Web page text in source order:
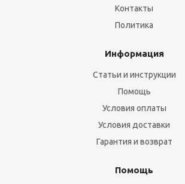
Контакты
Политика
Информация
Статьи и инструкции
Помощь
Условия оплаты
Условия доставки
Гарантия и возврат
Помощь